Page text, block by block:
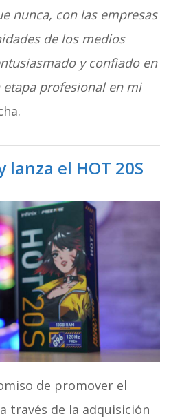
nunca, con las empresas
de los medios
y confiado en
etapa profesional en mi
el HOT 20S
de promover el
través de la adquisición